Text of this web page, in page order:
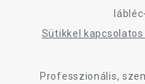
Adatkezelési
Sütikkel
Professzionális,